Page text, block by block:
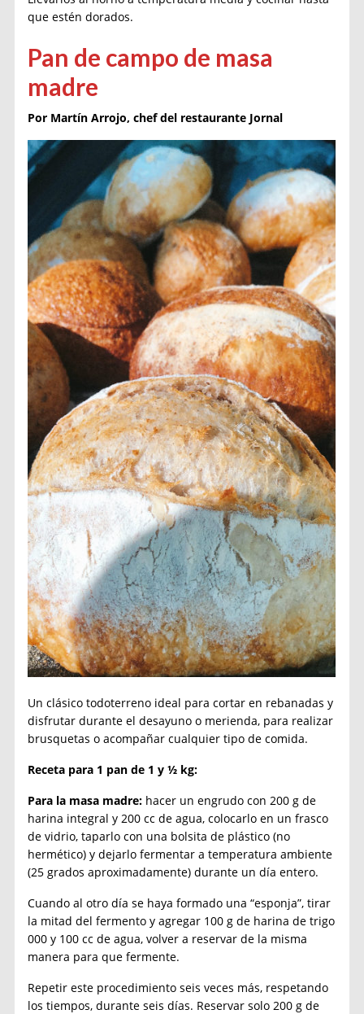
que estén dorados.
Pan de campo de masa
madre
Por Martín Arrojo, chef del restaurante Jornal
Un clásico todoterreno ideal para cortar en rebanadas y
disfrutar durante el desayuno o merienda, para realizar
brusquetas o acompañar cualquier tipo de comida.
Receta para 1 pan de 1 y ½ kg:
Para la masa madre: hacer un engrudo con 200 g de
harina integral y 200 cc de agua, colocarlo en un frasco
de vidrio, taparlo con una bolsita de plástico (no
hermético) y dejarlo fermentar a temperatura ambiente
(25 grados aproximadamente) durante un día entero.
Cuando al otro día se haya formado una “esponja”, tirar
la mitad del fermento y agregar 100 g de harina de trigo
000 y 100 cc de agua, volver a reservar de la misma
manera para que fermente.
Repetir este procedimiento seis veces más, respetando
los tiempos, durante seis días. Reservar solo 200 g de